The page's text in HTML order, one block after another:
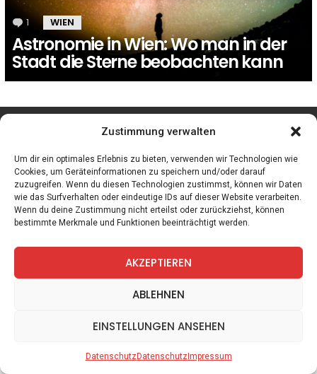
Zustimmung verwalten
Um dir ein optimales Erlebnis zu bieten, verwenden wir Technologien wie
Cookies, um Geräteinformationen zu speichern und/oder darauf
zuzugreifen. Wenn du diesen Technologien zustimmst, können wir Daten
wie das Surfverhalten oder eindeutige IDs auf dieser Website verarbeiten.
Wenn du deine Zustimmung nicht erteilst oder zurückziehst, können
bestimmte Merkmale und Funktionen beeinträchtigt werden.
AKZEPTIEREN
ABLEHNEN
EINSTELLUNGEN ANSEHEN
DatenschutzDatenschutzImpressum
1 Kommentar
WIEN
Astronomie in Wien: Wo man in der
Stadt die Sterne beobachten kann
facebook instagram
Spiele Zitate Kontakt Datenschutz Impressum